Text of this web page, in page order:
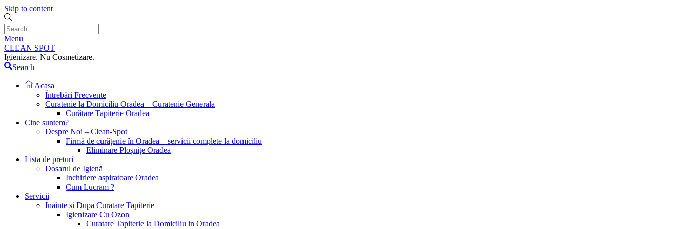
Skip to content
Menu
CLEAN SPOT
Igienizare. Nu Cosmetizare.
Search
Acasa
Întrebări Frecvente
Curatenie la Domiciliu Oradea – Curatenie Generala
Curățare Tapițerie Oradea
Cine suntem?
Despre Noi – Clean-Spot
Firmă de curățenie în Oradea – servicii complete la domiciliu
Eliminare Ploșnițe Oradea
Lista de preturi
Dosarul de Igienă
Inchiriere aspiratoare Oradea
Cum Lucram ?
Servicii
Inainte si Dupa Curatare Tapiterie
Igienizare Cu Ozon
Curatare Tapiterie la Domiciliu in Oradea